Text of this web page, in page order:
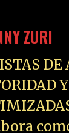
ZURI
DE
Y